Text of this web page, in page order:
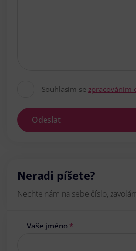
Souhlasím se zpracováním
Odeslat
Neradi píšete?
Nechte nám na sebe číslo,
Vaše jméno *